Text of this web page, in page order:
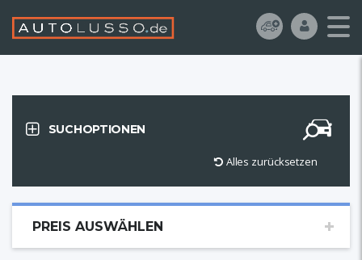
SUCHOPTIONEN
Alles zurücksetzen
PREIS AUSWÄHLEN